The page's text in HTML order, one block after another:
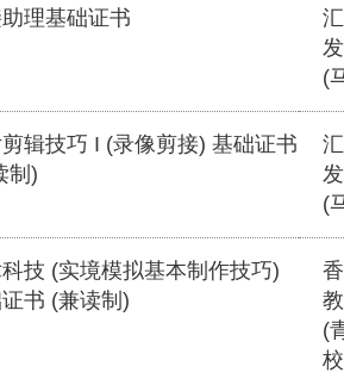
理基础证书
(
辑技巧 I (录像剪接) 基础证书
制)
(
技 (实境模拟基本制作技巧)
书 (兼读制)
(